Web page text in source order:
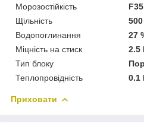
Морозостійкість
F35
Щільність
Водопоглинання
27
Міцність на стиск
2.5
Тип блоку
Теплопровідність
0.1
Приховати